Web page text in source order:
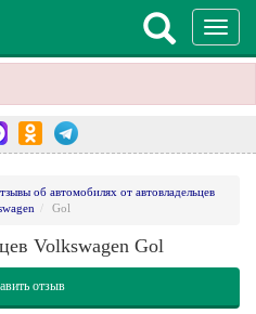
об автомобилях от автовладельцев
Gol
Volkswagen Gol
отзыв